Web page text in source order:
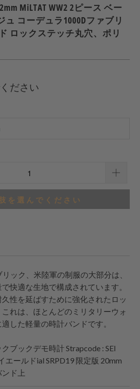
MiLTAT WW2 2ピース ベー
ュ コーデュラ1000Dファブリ
ロックステッチ丸穴、ポリ
ださい
を選んでください
ック、米陸軍の制服の大部分は、
快適な生地で構成されています。
性を延ばすために強化されたロッ
れは、ほとんどのミリタリーウォ
した軽量の時計バンドです。
クブックデモ時計Strapcode : SEI
エールドial SRPD19 限定版 20mm
ド上